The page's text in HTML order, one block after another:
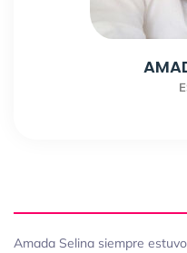
Amada Selina siempre